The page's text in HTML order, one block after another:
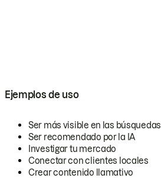
Ejemplos de uso
Ser más visible en las búsquedas
Ser recomendado por la IA
Investigar tu mercado
Conectar con clientes locales
Crear contenido llamativo